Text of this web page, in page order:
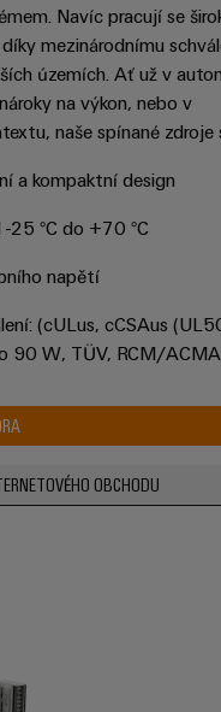
Navíc pracují se
mezinárodnímu
územích. Ať už v
na výkon, nebo v
naše spínané zdroje
a kompaktní design
25 °C do +70 °C
napětí
(cULus, cCSAus
90 W, TÜV, RCM/
OBCHODU